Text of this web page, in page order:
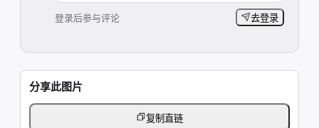
登录后参与评论 去登录
分享此图片
复制直链